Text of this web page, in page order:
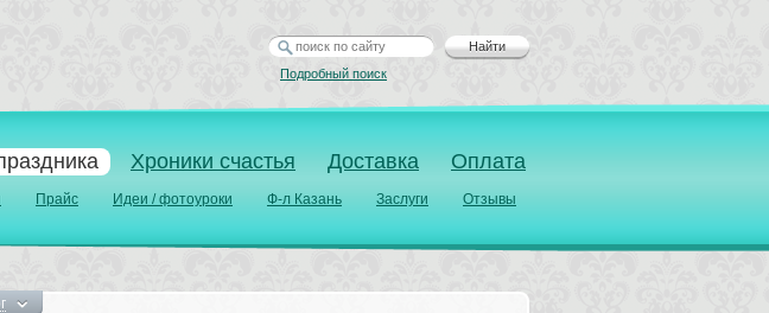
Хроники счастья Доставка Оплата
Прайс Идеи / фотоуроки Ф-л Казань Заслуги Отзывы
Найти
Подробный поиск